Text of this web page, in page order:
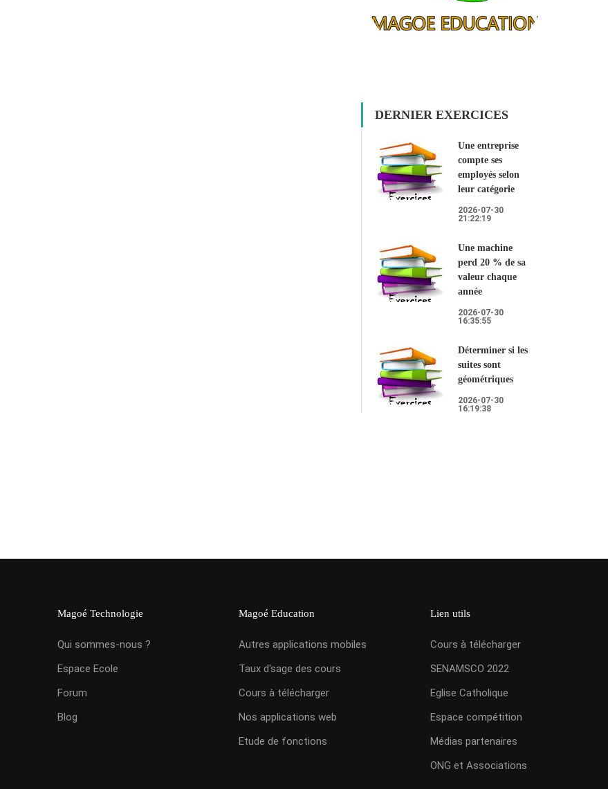
DERNIER EXERCICES
Une entreprise
compte ses
employés selon
leur catégorie
2026-07-30
21:22:19
Une machine
perd 20 % de sa
valeur chaque
année
2026-07-30
16:35:55
Déterminer si les
suites sont
géométriques
2026-07-30
16:19:38
Magoé Technologie
Qui sommes-nous ?
Espace Ecole
Forum
Blog
Magoé Education
Autres applications mobiles
Taux d'sage des cours
Cours à télécharger
Nos applications web
Etude de fonctions
Lien utils
Cours à télécharger
SENAMSCO 2022
Eglise Catholique
Espace compétition
Médias partenaires
ONG et Associations